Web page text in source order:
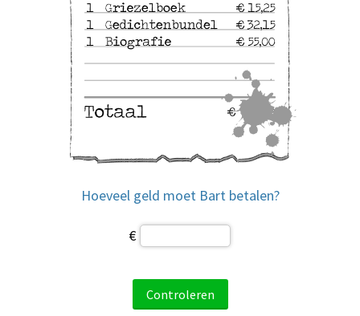
Hoeveel geld moet Bart betalen?
€